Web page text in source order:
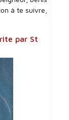
à te suivre,
par St